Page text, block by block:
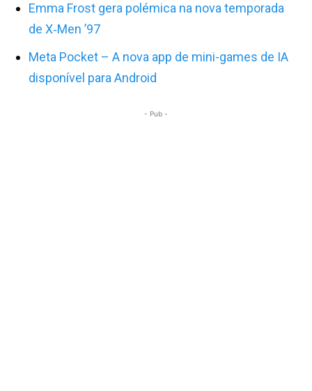
Emma Frost gera polémica na nova temporada
de X‑Men ’97
Meta Pocket – A nova app de mini-games de IA
disponível para Android
- Pub -